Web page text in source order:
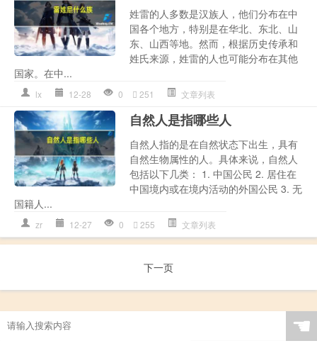
姓雷的人多数是汉族人，他们分布在中
国各个地方，特别是在华北、东北、山
东、山西等地。然而，根据历史传承和
姓氏来源，姓雷的人也可能分布在其他
国家。在中...
lx 12-28 0 251 文章列表
自然人是指哪些人
自然人指的是在自然状态下出生，具有
自然生物属性的人。具体来说，自然人
包括以下几类： 1. 中国公民 2. 居住在
中国境内或在境内活动的外国公民 3. 无
国籍人...
zr 12-27 0 255 文章列表
下一页
☚